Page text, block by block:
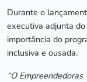
Durante o
executiva adjunta
importância do
inclusiva e ousada.
“O